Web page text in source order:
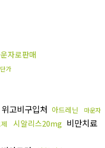
자로판매
가
위고비구입처 아드레닌
마운자
시알리스20mg 비만치료